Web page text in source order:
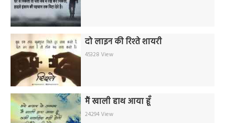
दो लाइन की रिश्ते शायरी
45328 View
मैं खाली हाथ आया हूँ
24294 View